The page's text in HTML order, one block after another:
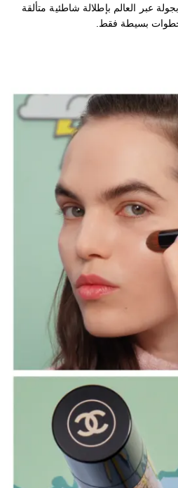
عبر العالم بإطلالة شاطئية متألقة
بسيطة فقط.